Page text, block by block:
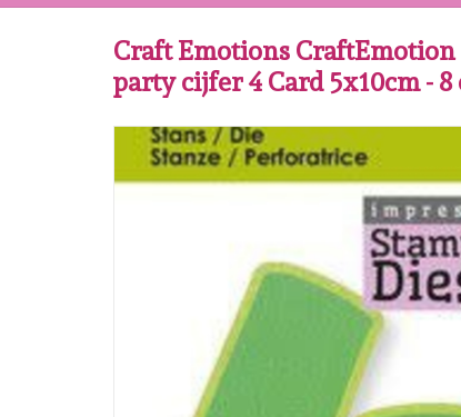
Craft Emotions CraftEmotion
party cijfer 4 Card 5x10cm - 8